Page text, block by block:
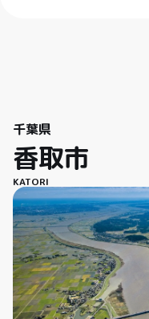
千葉県
香取市
KATORI